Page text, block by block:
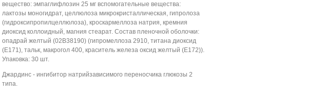
вещество: эмпаглифлозин 25 мг вспомогательные вещества:
лактозы моногидрат, целлюлоза микрокристаллическая, гипролоза
(гидроксипропилцеллюлоза), кроскармеллоза натрия, кремния
диоксид коллоидный, магния стеарат. Состав пленочной оболочки:
опадрай желтый (02B38190) (гипромеллоза 2910, титана диоксид
(E171), тальк, макрогол 400, краситель железа оксид желтый (E172)).
Упаковка: 30 шт.
Джардинс - ингибитор натрийзависимого переносчика глюкозы 2
типа.